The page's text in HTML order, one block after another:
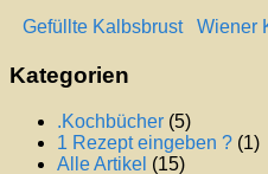
Gefüllte Kalbsbrust Wiener
Kategorien
.Kochbücher (5)
1 Rezept eingeben ? (1)
Alle Artikel (15)